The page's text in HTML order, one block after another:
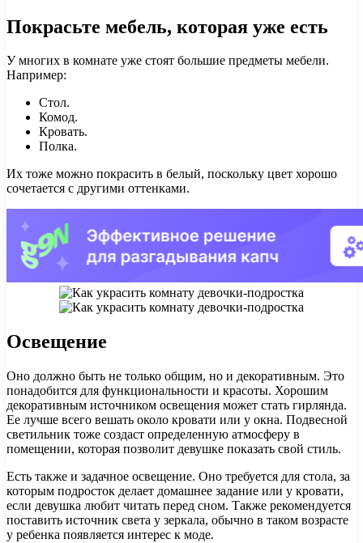
Покрасьте мебель, которая уже есть
У многих в комнате уже стоят большие предметы мебели.
Например:
Стол.
Комод.
Кровать.
Полка.
Их тоже можно покрасить в белый, поскольку цвет хорошо
сочетается с другими оттенками.
Освещение
Оно должно быть не только общим, но и декоративным. Это
понадобится для функциональности и красоты. Хорошим
декоративным источником освещения может стать гирлянда.
Ее лучше всего вешать около кровати или у окна. Подвесной
светильник тоже создаст определенную атмосферу в
помещении, которая позволит девушке показать свой стиль.
Есть также и задачное освещение. Оно требуется для стола, за
которым подросток делает домашнее задание или у кровати,
если девушка любит читать перед сном. Также рекомендуется
поставить источник света у зеркала, обычно в таком возрасте
у ребенка появляется интерес к моде.